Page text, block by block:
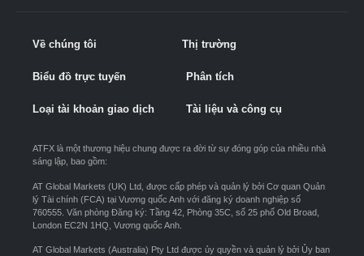
Về chúng tôi Thị trường
Biểu đồ trực tuyến Phân tích
Loại tài khoản giao dịch Tài liệu và công cụ
ATFX là một thương hiệu chung được ra đời từ sự đóng góp của nhiều nhà
sáng lập, bao gồm:
AT Global Markets (UK) Ltd, được cấp phép và quản lý bởi Cơ quan Quản
lý Tài chính (FCA) tại Vương quốc Anh với đăng ký doanh nghiệp số
760555. Văn phòng Đăng ký: Tầng 42, Phòng 35C, số 25 phố Old Broad,
London EC2N 1HQ, Vương quốc Anh.
AT Global Markets (Australia) Pty Ltd được ủy quyền và quản lý bởi Ủy ban